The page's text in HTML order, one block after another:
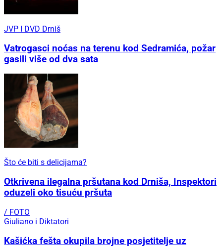
JVP I DVD Drniš
Vatrogasci noćas na terenu kod Sedramića, požar
gasili više od dva sata
Što će biti s delicijama?
Otkrivena ilegalna pršutana kod Drniša, Inspektori
oduzeli oko tisuću pršuta
/ FOTO
Giuliano i Diktatori
Kašićka fešta okupila brojne posjetitelje uz